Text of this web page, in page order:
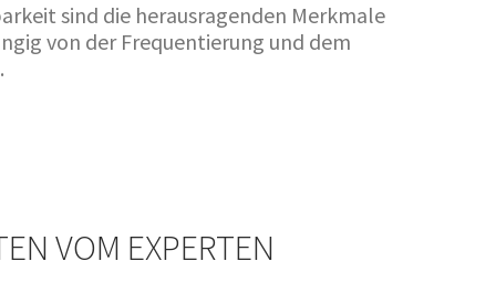
sind die herausragenden Merkmale
von der Frequentierung und dem
VOM EXPERTEN